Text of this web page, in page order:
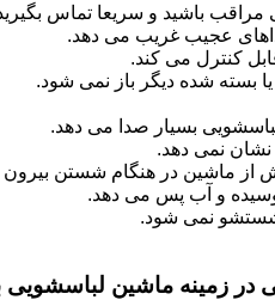
باشید و سریعا تماس
عجیب غریب می دهد.
کنترل می کند.
بسته شده دیگر باز نمی شود.
بسیار صدا می دهد.
نمی دهد.
ماشین در هنگام شستن بیرون
و آب پس می دهد.
شستشو نمی شود.
در زمینه ماشین